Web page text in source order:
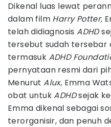
Dikenal luas lewat
dalam film Harry Potter,
telah didiagnosisADHD
tersebut sudah tersebar
termasuk ADHD
pernyataan resmi dari
MenurutAlux, Emma
obat untukADHDsejak
Emma dikenal sebagai
terorganisir, dan penuh